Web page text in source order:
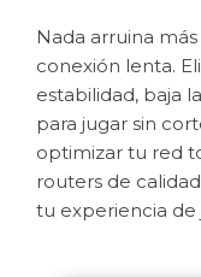
Nada arruina
conexión lenta.
estabilidad, baja
para jugar sin
optimizar tu red
routers de
tu experiencia de